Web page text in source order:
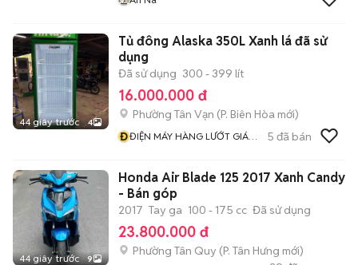
44 giây trước 4
Tủ đông Alaska 350L Xanh lá đã sử
dụng
Đã sử dụng 300 - 399 lít
16.000.000 đ
Phường Tân Vạn (P. Biên Hòa mới)
ĐĐIỆN MÁY HÀNG LƯỚT GIÁ
5 đã bán
44 giây trước 9
Honda Air Blade 125 2017 Xanh Candy
- Bán góp
2017 Tay ga 100 - 175 cc Đã sử dụng
23.800.000 đ
Phường Tân Quy (P. Tân Hưng mới)